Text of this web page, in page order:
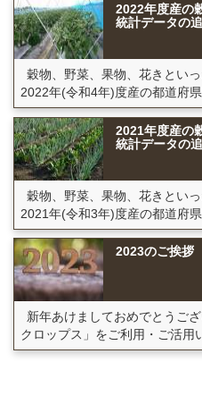
2022年度産の
統計データの
穀物、野菜、果物、花きとい
2022年(令和4年)度産の都道府県
2021年度産の
統計データの
穀物、野菜、果物、花きとい
2021年(令和3年)度産の都道府県
2023のご挨拶
新年あけましておめでとうご
クロップス」をご利用・ご活用